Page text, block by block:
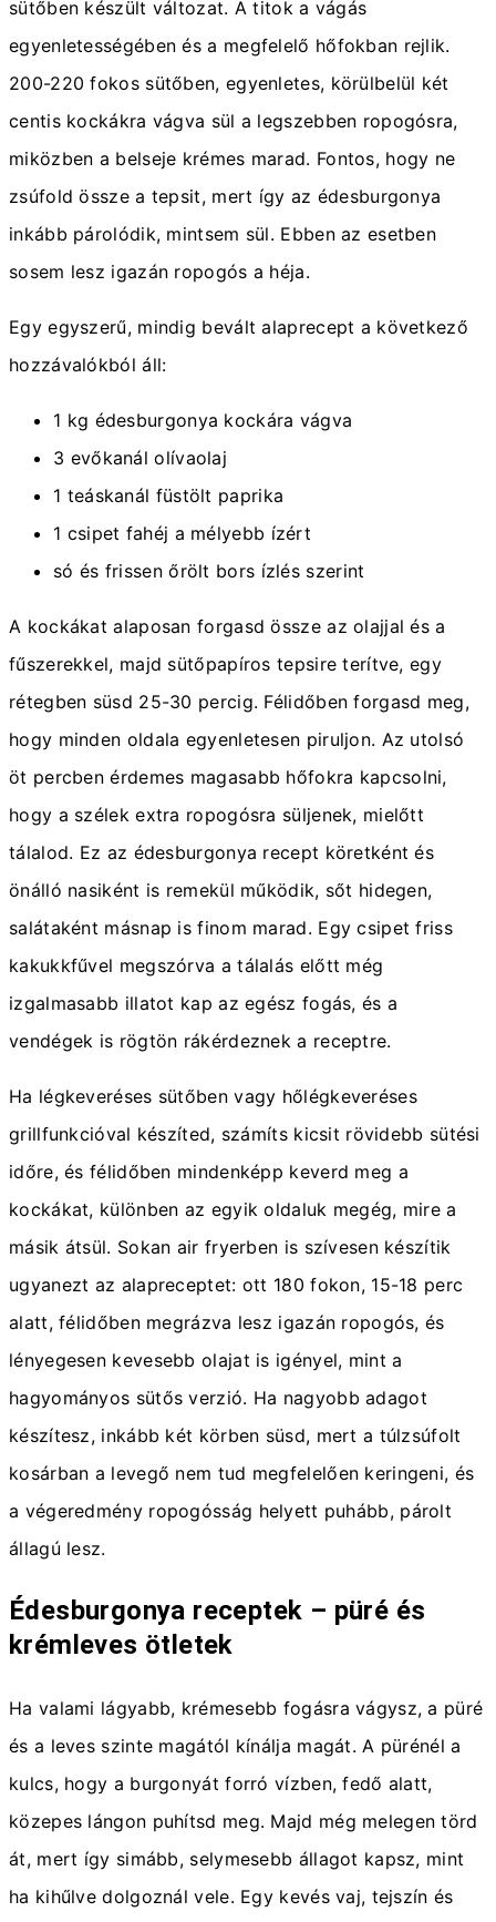
sütőben készült változat. A titok a vágás
egyenletességében és a megfelelő hőfokban rejlik.
200-220 fokos sütőben, egyenletes, körülbelül két
centis kockákra vágva sül a legszebben ropogósra,
miközben a belseje krémes marad. Fontos, hogy ne
zsúfold össze a tepsit, mert így az édesburgonya
inkább párolódik, mintsem sül. Ebben az esetben
sosem lesz igazán ropogós a héja.
Egy egyszerű, mindig bevált alaprecept a következő
hozzávalókból áll:
1 kg édesburgonya kockára vágva
3 evőkanál olívaolaj
1 teáskanál füstölt paprika
1 csipet fahéj a mélyebb ízért
só és frissen őrölt bors ízlés szerint
A kockákat alaposan forgasd össze az olajjal és a
fűszerekkel, majd sütőpapíros tepsire terítve, egy
rétegben süsd 25-30 percig. Félidőben forgasd meg,
hogy minden oldala egyenletesen piruljon. Az utolsó
öt percben érdemes magasabb hőfokra kapcsolni,
hogy a szélek extra ropogósra süljenek, mielőtt
tálalod. Ez az édesburgonya recept köretként és
önálló nasiként is remekül működik, sőt hidegen,
salátaként másnap is finom marad. Egy csipet friss
kakukkfűvel megszórva a tálalás előtt még
izgalmasabb illatot kap az egész fogás, és a
vendégek is rögtön rákérdeznek a receptre.
Ha légkeveréses sütőben vagy hőlégkeveréses
grillfunkcióval készíted, számíts kicsit rövidebb sütési
időre, és félidőben mindenképp keverd meg a
kockákat, különben az egyik oldaluk megég, mire a
másik átsül. Sokan air fryerben is szívesen készítik
ugyanezt az alapreceptet: ott 180 fokon, 15-18 perc
alatt, félidőben megrázva lesz igazán ropogós, és
lényegesen kevesebb olajat is igényel, mint a
hagyományos sütős verzió. Ha nagyobb adagot
készítesz, inkább két körben süsd, mert a túlzsúfolt
kosárban a levegő nem tud megfelelően keringeni, és
a végeredmény ropogósság helyett puhább, párolt
állagú lesz.
Édesburgonya receptek – püré és
krémleves ötletek
Ha valami lágyabb, krémesebb fogásra vágysz, a püré
és a leves szinte magától kínálja magát. A pürénél a
kulcs, hogy a burgonyát forró vízben, fedő alatt,
közepes lángon puhítsd meg. Majd még melegen törd
át, mert így simább, selymesebb állagot kapsz, mint
ha kihűlve dolgoznál vele. Egy kevés vaj, tejszín és